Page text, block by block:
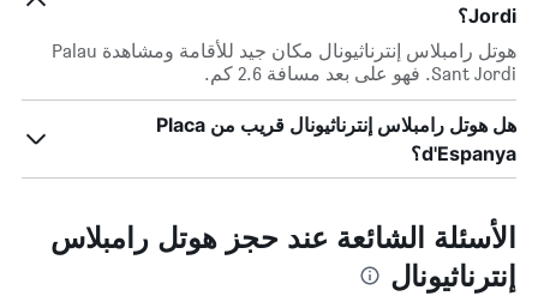
Jordi؟
هوتل رامبلاس إنترناثيونال مكان جيد للأقامة ومشاهدة Palau
Sant Jordi. فهو على بعد مسافة 2.6 كم.
هل هوتل رامبلاس إنترناثيونال قريب من Placa
d'Espanya؟
الأسئلة الشائعة عند حجز هوتل رامبلاس
إنترناثيونال